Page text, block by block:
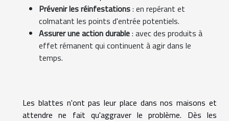
Prévenir les réinfestations: en repérant et
colmatant les points d'entrée potentiels.
Assurer une action durable: avec des produits à
effet rémanent qui continuent à agir dans le
temps.
Les blattes n'ont pas leur place dans nos maisons et
attendre ne fait qu'aggraver le problème. Dès les